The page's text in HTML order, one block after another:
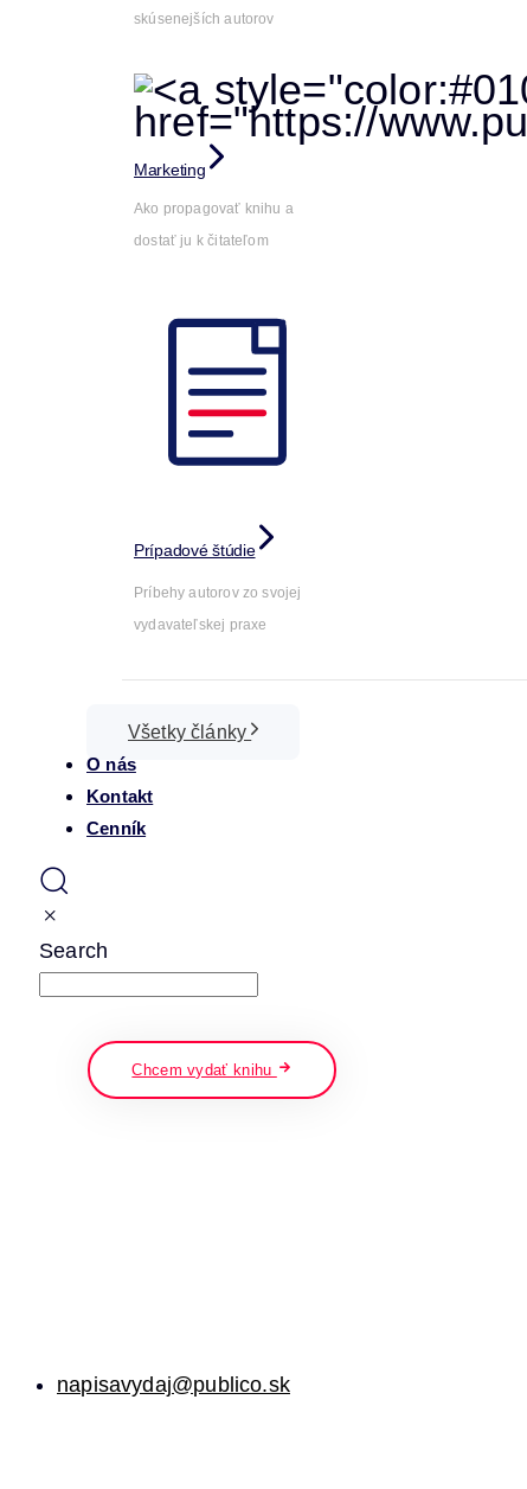
skúsenejších autorov
Marketing
Ako propagovať knihu a
dostať ju k čitateľom
Prípadové štúdie
Príbehy autorov zo svojej
vydavateľskej praxe
Všetky články
O nás
Kontakt
Cenník
Search
Chcem vydať knihu
napisavydaj@publico.sk